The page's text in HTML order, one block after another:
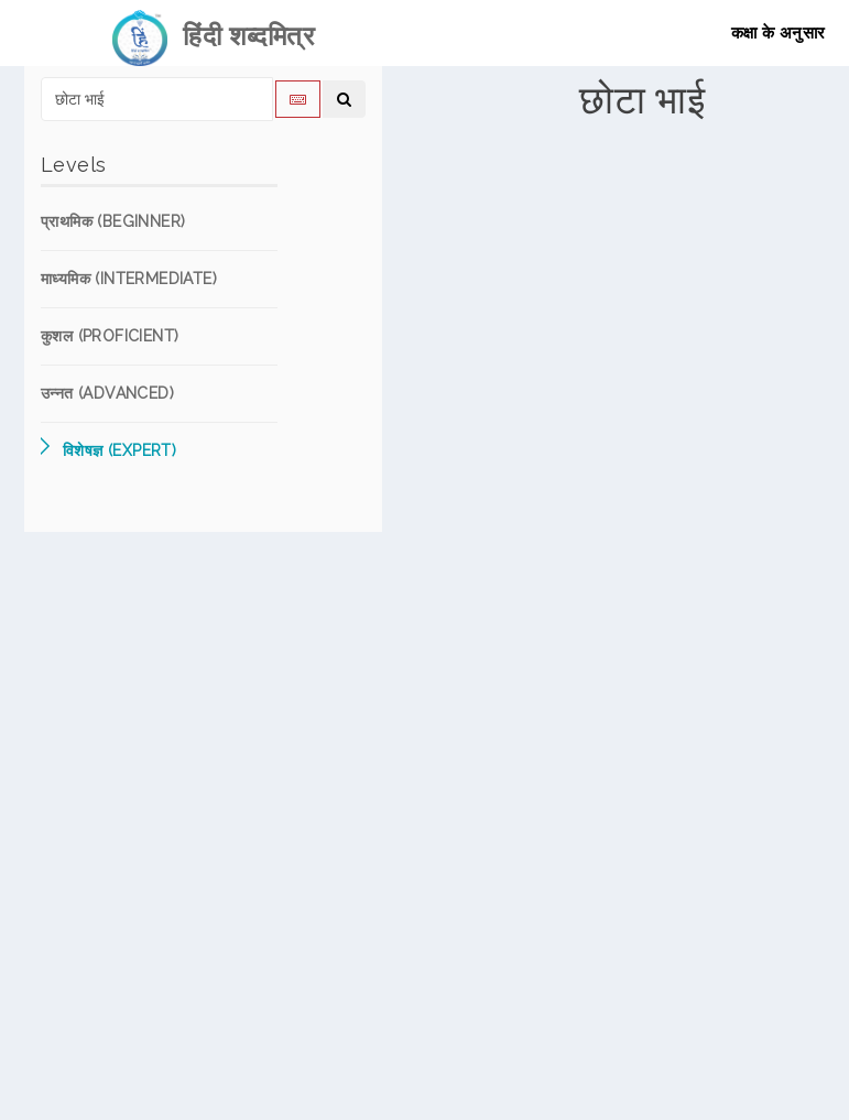
हिंदी शब्दमित्र कक्षा के अनुसार
Levels
प्राथमिक (BEGINNER)
माध्यमिक (INTERMEDIATE)
कुशल (PROFICIENT)
उन्नत (ADVANCED)
विशेषज्ञ (EXPERT)
छोटा भाई